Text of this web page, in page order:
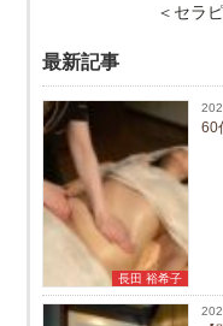
＜セラ
最新記事
長田 裕希子
60